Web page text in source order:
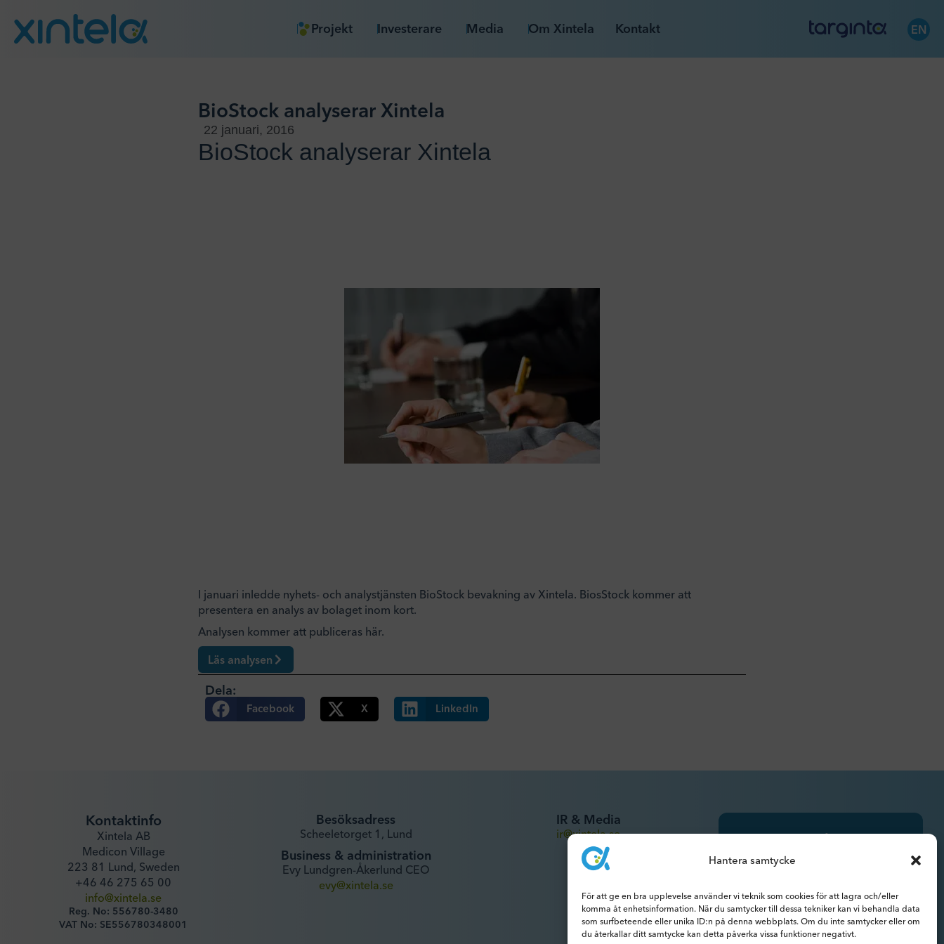
Hantera samtycke
För att ge en bra upplevelse använder vi teknik som cookies för att lagra och/eller
komma åt enhetsinformation. När du samtycker till dessa tekniker kan vi behandla data
som surfbeteende eller unika ID:n på denna webbplats. Om du inte samtycker eller om
du återkallar ditt samtycke kan detta påverka vissa funktioner negativt.
Projekt Investerare Media Om Xintela Kontakt EN
BioStock analyserar Xintela
22 januari, 2016
BioStock analyserar Xintela
I januari inledde nyhets- och analystjänsten BioStock bevakning av Xintela. BiosStock kommer att
presentera en analys av bolaget inom kort.
Analysen kommer att publiceras här.
Läs analysen
Dela:
Facebook X LinkedIn
Kontaktinfo
Xintela AB
Medicon Village
223 81 Lund, Sweden
+46 46 275 65 00
info@xintela.se
Reg. No: 556780-3480
VAT No: SE556780348001
Besöksadress
Scheeletorget 1, Lund
Business & administration
Evy Lundgren-Åkerlund CEO
evy@xintela.se
IR & Media
ir@xintela.se
Prenumerera på
pressmeddelanden,
rapporter, nyhetsbrev och